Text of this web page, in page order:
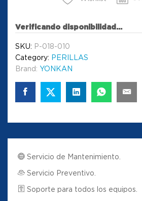
Verificando disponibilidad...
SKU: P-018-010
Category: PERILLAS
Brand: YONKAN
Servicio de Mantenimiento.
Servicio Preventivo.
Soporte para todos los equipos.